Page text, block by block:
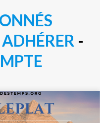
ADHÉRER -